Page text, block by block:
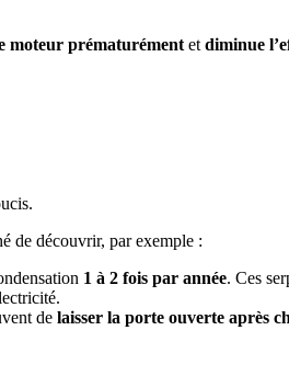
moteur prématurément et diminue
de découvrir, par exemple :
1 à 2 fois par année. Ces
de laisser la porte ouverte après